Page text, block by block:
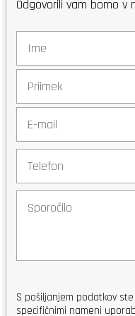
Odgovorili vam bomo v
S pošiljanjem podatkov
specifičnimi nameni